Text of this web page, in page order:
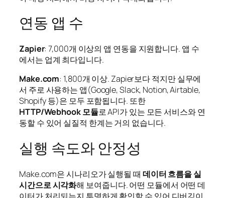
연동 앱 수
Zapier: 7,000개 이상의 앱 연동을 지원합니다. 앱 수
에서는 업계 최다입니다.
Make.com: 1,800개 이상. Zapier보다 적지만 실무에
서 주로 사용하는 앱(Google, Slack, Notion, Airtable,
Shopify 등)은 모두 포함됩니다. 또한
HTTP/Webhook 모듈로 API가 있는 모든 서비스와 연
동할 수 있어 실질적 한계는 거의 없습니다.
실행 속도와 안정성
Make.com은 시나리오가 실행될 때 데이터 흐름을 실
시간으로 시각화해 보여줍니다. 어떤 모듈에서 어떤 데